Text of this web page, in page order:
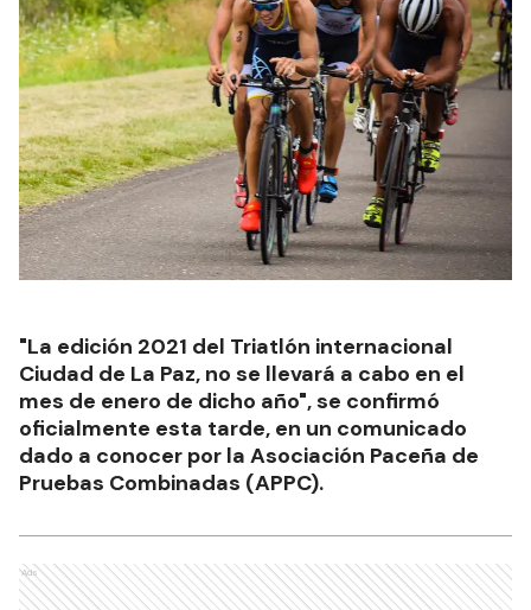
"La edición 2021 del Triatlón internacional
Ciudad de La Paz, no se llevará a cabo en el
mes de enero de dicho año", se confirmó
oficialmente esta tarde, en un comunicado
dado a conocer por la Asociación Paceña de
Pruebas Combinadas (APPC).
Ads